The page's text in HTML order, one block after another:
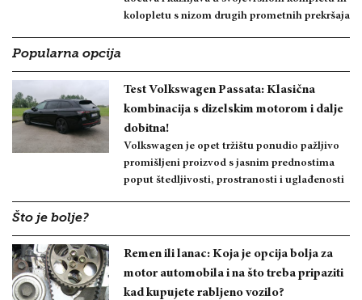
kolopletu s nizom drugih prometnih prekršaja
Popularna opcija
Test Volkswagen Passata: Klasična
kombinacija s dizelskim motorom i dalje
dobitna!
Volkswagen je opet tržištu ponudio pažljivo
promišljeni proizvod s jasnim prednostima
poput štedljivosti, prostranosti i uglađenosti
Što je bolje?
Remen ili lanac: Koja je opcija bolja za
motor automobila i na što treba pripaziti
kad kupujete rabljeno vozilo?